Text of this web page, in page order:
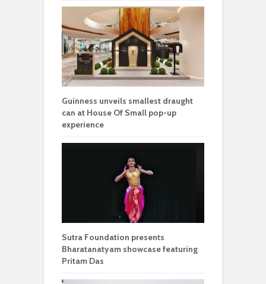
Guinness unveils smallest draught
can at House Of Small pop-up
experience
Sutra Foundation presents
Bharatanatyam showcase featuring
Pritam Das